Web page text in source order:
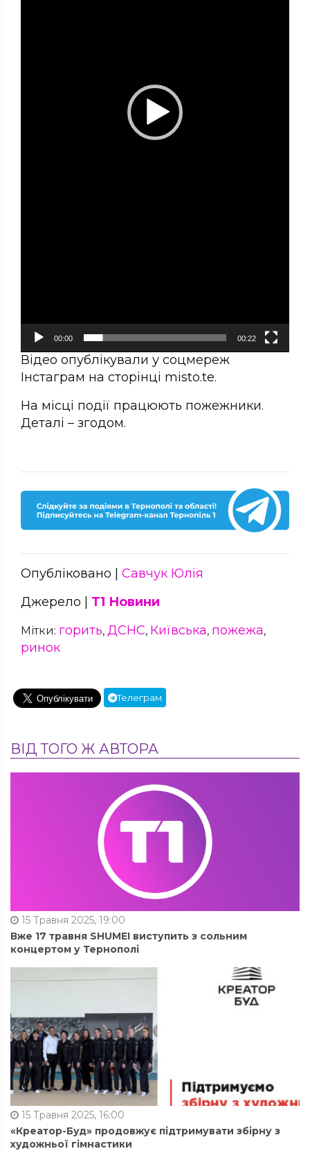
00:00 00:22
Відео опублікували у соцмереж
Інстаграм на сторінці misto.te.
На місці події працюють пожежники.
Деталі – згодом.
Опубліковано | Савчук Юлія
Джерело | Т1 Новини
Мітки: горить, ДСНС, Київська, пожежа,
ринок
Телеграм
ВІД ТОГО Ж АВТОРА
15 Травня 2025, 19:00
Вже 17 травня SHUMEI виступить з сольним
концертом у Тернополі
15 Травня 2025, 16:00
«Креатор-Буд» продовжує підтримувати збірну з
художньої гімнастики